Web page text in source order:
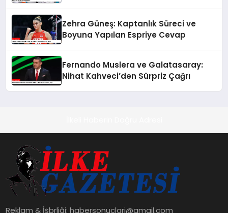
Zehra Güneş: Kaptanlık Süreci ve
Boyuna Yapılan Espriye Cevap
Fernando Muslera ve Galatasaray:
Nihat Kahveci’den Sürpriz Çağrı
Reklam & İşbrliği:habersonuclari@gmail.com